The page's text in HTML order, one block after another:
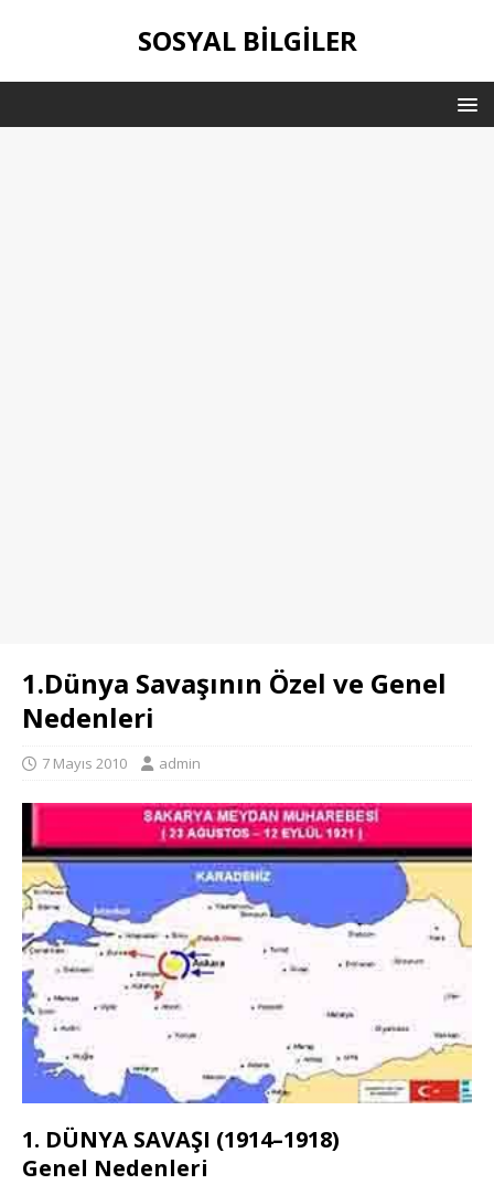
SOSYAL BILGILER
1.Dünya Savaşının Özel ve Genel
Nedenleri
7 Mayıs 2010 admin
1. DÜNYA SAVAŞI (1914–1918)
Genel Nedenleri